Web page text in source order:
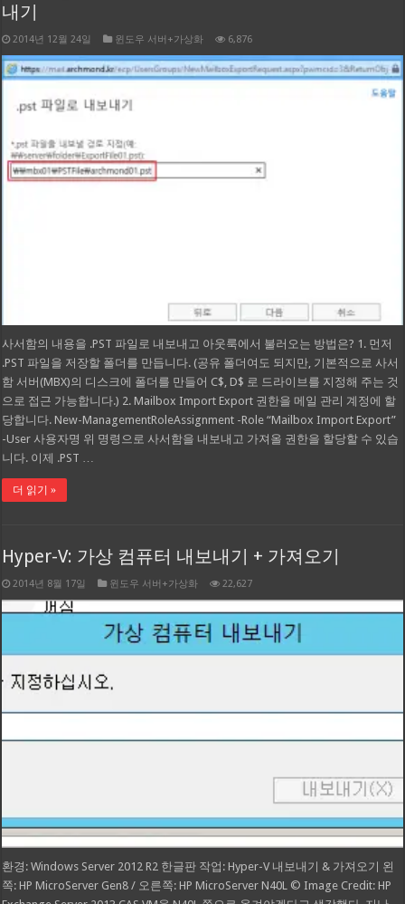
내기
2014년 12월 24일 윈도우 서버+가상화 6,876
사서함의 내용을 .PST 파일로 내보내고 아웃룩에서 불러오는 방법은? 1. 먼저
.PST 파일을 저장할 폴더를 만듭니다. (공유 폴더여도 되지만, 기본적으로 사서
함 서버(MBX)의 디스크에 폴더를 만들어 C$, D$ 로 드라이브를 지정해 주는 것
으로 접근 가능합니다.) 2. Mailbox Import Export 권한을 메일 관리 계정에 할
당합니다. New-ManagementRoleAssignment -Role “Mailbox Import Export”
-User 사용자명 위 명령으로 사서함을 내보내고 가져올 권한을 할당할 수 있습
니다. 이제 .PST …
더 읽기 »
Hyper-V: 가상 컴퓨터 내보내기 + 가져오기
2014년 8월 17일 윈도우 서버+가상화 22,627
환경: Windows Server 2012 R2 한글판 작업: Hyper-V 내보내기 & 가져오기 왼
쪽: HP MicroServer Gen8 / 오른쪽: HP MicroServer N40L © Image Credit: HP